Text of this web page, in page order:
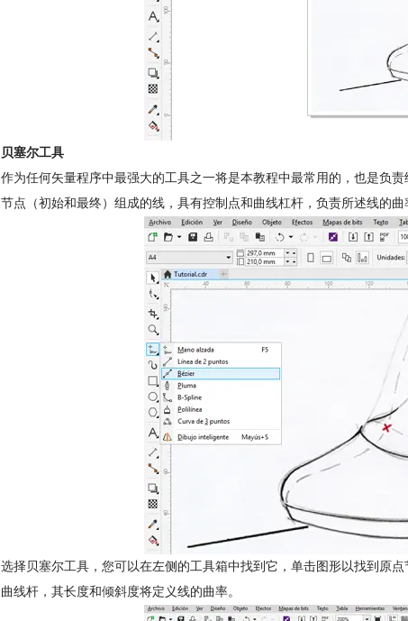
贝塞尔工具
作为任何矢量程序中最强大的工具之一将是本教程中最常用的，也是负
节点（初始和最终）组成的线，具有控制点和曲线杠杆，负责所述线的曲
选择贝塞尔工具，您可以在左侧的工具箱中找到它，单击图形以找到原
曲线杆，其长度和倾斜度将定义线的曲率。